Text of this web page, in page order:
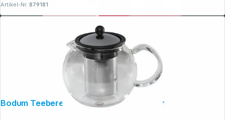
Artikel-Nr.:879181
Bodum Teebereiter ASSAM F/INOX 1 Liter